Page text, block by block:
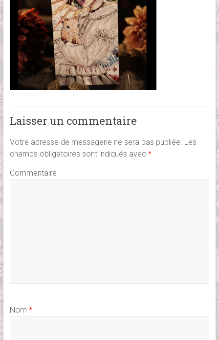
Laisser un commentaire
Votre adresse de messagerie ne sera pas publiée. Les
champs obligatoires sont indiqués avec *
Commentaire
Nom *